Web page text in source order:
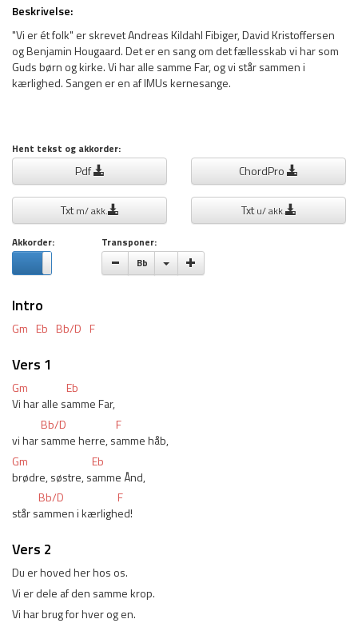
Beskrivelse:
"Vi er ét folk" er skrevet Andreas Kildahl Fibiger, David Kristoffersen
og Benjamin Hougaard. Det er en sang om det fællesskab vi har som
Guds børn og kirke. Vi har alle samme Far, og vi står sammen i
kærlighed. Sangen er en af IMUs kernesange.
Hent tekst og akkorder:
Pdf ChordPro
Txtm/ akk. Txtu/ akk.
Akkorder: Transponer:
Bb Vælge toneart
Intro
Gm Eb Bb/D F
Vers 1
Gm
Eb
Vi har alle samme Far,
Bb/D
F
vi har samme herre, samme håb,
Gm
Eb
brødre, søstre, samme Ånd,
Bb/D
F
står sammen i kærlighed!
Vers 2
Du er hoved her hos os.
Vi er dele af den samme krop.
Vi har brug for hver og en.